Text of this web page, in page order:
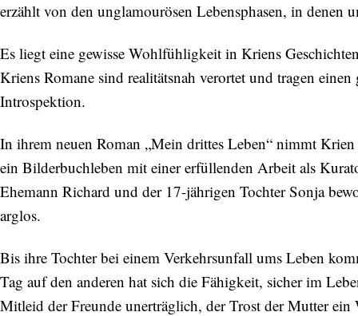
erzählt von den unglamourösen Lebensphasen, in
Es liegt eine gewisse Wohlfühligkeit in Kriens
Kriens Romane sind realitätsnah verortet und tragen
Introspektion.
In ihrem neuen Roman „Mein drittes Leben“ nimmt
ein Bilderbuchleben mit einer erfüllenden Arbeit als
Ehemann Richard und der 17-jährigen Tochter Sonja
arglos.
Bis ihre Tochter bei einem Verkehrsunfall ums Leben
Tag auf den anderen hat sich die Fähigkeit, sicher im
Mitleid der Freunde unerträglich, der Trost der Mutter ein